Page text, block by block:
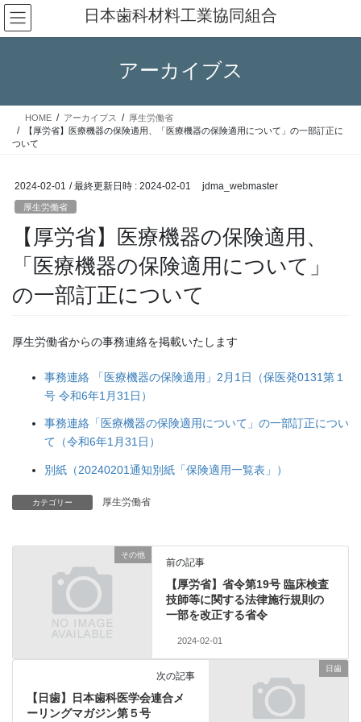
コ
ン
テ
ス
ナ
ビ
ゲ
ン
日本歯科材料工業協同組合
アーカイブス
HOME アーカイブス
厚生労働省
【厚労省】医療機器の保険適用、「医療機器の保険適用について」の一部訂正に
ついて
2024-02-01 / 最終更新日時 : 2024-02-01 jdma_webmaster
厚生労働省
【厚労省】医療機器の保険適用、
「医療機器の保険適用について」
の一部訂正について
厚生労働省からの事務連絡を掲載いたします
事務連絡 「医療機器の保険適用」2月1日（保医発0131第１
号 令和6年1月31日）
事務連絡「医療機器の保険適用について」の一部訂正につい
て（令和6年1月31日）
別紙（20240201通知別紙「保険適用一覧表」）
カテゴリー 厚生労働省
その他
前の記事
【厚労省】省令第19号 臨床検査
技師等に関する法律施行規則の
一部を改正する省令
2024-02-01
日歯
次の記事
【日歯】日本歯科医学会連合メ
ーリングマガジン第５号